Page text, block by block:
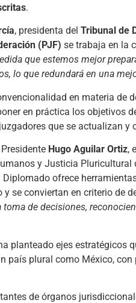
.
, presidenta del Tribunal de
(PJF) se trabaja en la
que estemos mejor
lo que redundará en una
en materia de
en práctica los objetivos
que se actualizan y
Hugo Aguilar Ortiz,
y Justicia Pluricultural
Diplomado ofrece
se conviertan en criterio de
de decisiones,
planteado ejes estratégicos
país plural como México,
de órganos